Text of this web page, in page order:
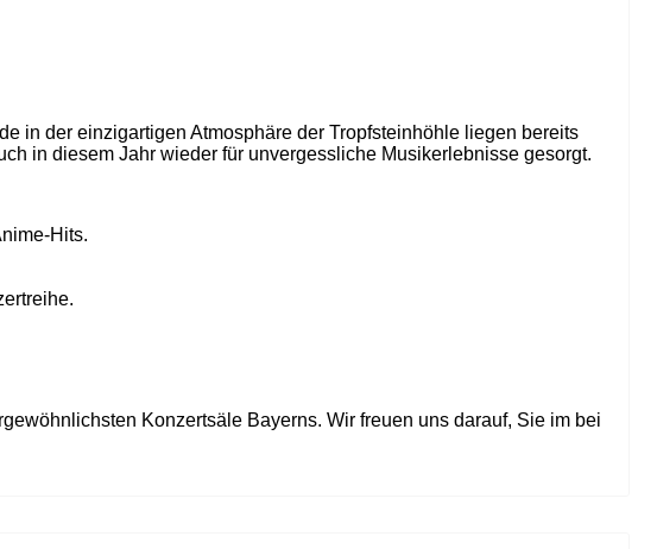
in der einzigartigen Atmosphäre der Tropfsteinhöhle liegen bereits
in diesem Jahr wieder für unvergessliche Musikerlebnisse gesorgt.
Hits.
Konzertsäle Bayerns. Wir freuen uns darauf, Sie im bei